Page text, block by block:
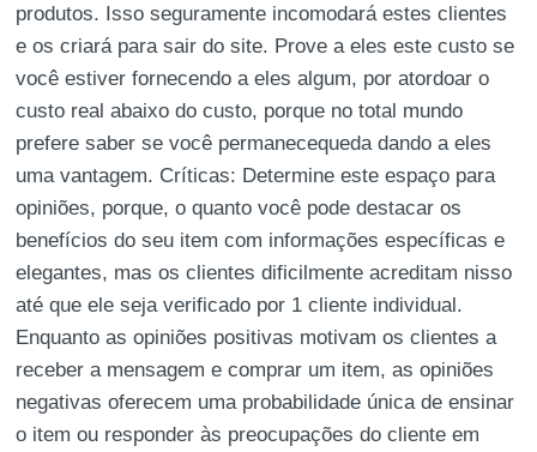
produtos. Isso seguramente incomodará estes clientes
e os criará para sair do site. Prove a eles este custo se
você estiver fornecendo a eles algum, por atordoar o
custo real abaixo do custo, porque no total mundo
prefere saber se você permanecequeda dando a eles
uma vantagem. Críticas: Determine este espaço para
opiniões, porque, o quanto você pode destacar os
benefícios do seu item com informações específicas e
elegantes, mas os clientes dificilmente acreditam nisso
até que ele seja verificado por 1 cliente individual.
Enquanto as opiniões positivas motivam os clientes a
receber a mensagem e comprar um item, as opiniões
negativas oferecem uma probabilidade única de ensinar
o item ou responder às preocupações do cliente em